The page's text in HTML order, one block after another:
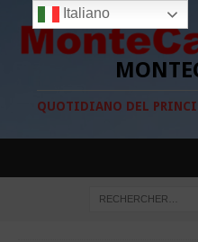
QUOTIDIANO DEL
Italiano